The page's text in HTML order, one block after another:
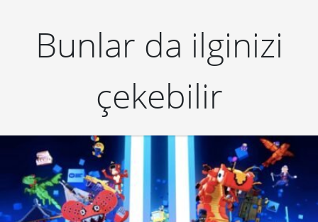
Bunlar da ilginizi
çekebilir